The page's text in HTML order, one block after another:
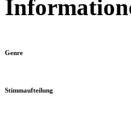
Genre
Stimmaufteilung